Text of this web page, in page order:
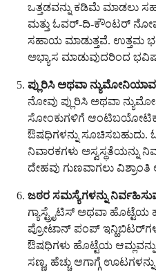
ಒತ್ತಡವನ್ನು ಕಡಿಮೆ ಮಾಡಲು
ಮತ್ತು ಓವರ್-ದಿ-ಕೌಂಟರ್
ಸಹಾಯ ಮಾಡುತ್ತವೆ. ಉತ್ತಮ
ಅಭ್ಯಾಸ ಮಾಡುವುದರಿಂದ
ಪ್ಲುರಿಸಿ ಅಥವಾ
ನೋವು ಪ್ಲುರಿಸಿ ಅಥವಾ
ಸೋಂಕುಗಳಿಗೆ
ಔಷಧಿಗಳನ್ನು
ನಿವಾರಕಗಳು ಅಸ್ವಸ್ಥತೆಯನ್ನು
ದೇಹವು ಗುಣವಾಗಲು ವಿಶ್ರಾಂತಿ
ಜಠರ ಸಮಸ್ಯೆಗಳನ್ನು
ಗ್ಯಾಸ್ಟ್ರೈಟಿಸ್ ಅಥವಾ ಹೊಟ್ಟೆಯ
ಪ್ರೋಟಾನ್ ಪಂಪ್
ಔಷಧಿಗಳು ಹೊಟ್ಟೆಯ
ಸಣ್ಣ, ಹೆಚ್ಚು ಆಗಾಗ್ಗೆ